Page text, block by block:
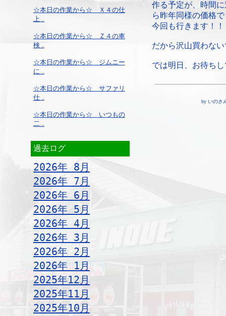
☆本日の作業から☆ Ｘ４の仕
上 ..
☆本日の作業から☆ Ｚ４の車
検 ..
☆本日の作業から☆ ジムニー
に ..
☆本日の作業から☆ サファリ
仕 ..
☆本日の作業から☆ いつもの
二 ..
過去ログ
2026年 8月
2026年 7月
2026年 6月
2026年 5月
2026年 4月
2026年 3月
2026年 2月
2026年 1月
2025年12月
2025年11月
2025年10月
作る予定が、時間
ら昨年同様の価格で
今回も行きます！
だから沢山買わな
では明日、お待ち
by いのさ